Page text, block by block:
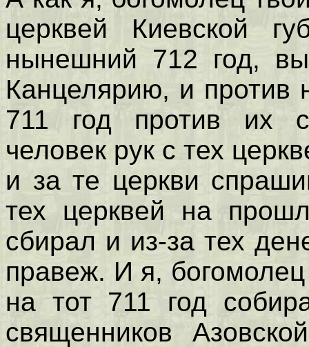
церквей Киевской
нынешний 712 год,
Канцелярию, и против
711 год против их
человек рук с тех
и за те церкви
тех церквей на
сбирал и из-за тех
правеж. И я,
на тот 711 год
священников